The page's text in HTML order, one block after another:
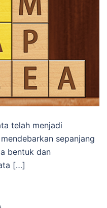
telah menjadi
sepanjang
bentuk dan
[…]